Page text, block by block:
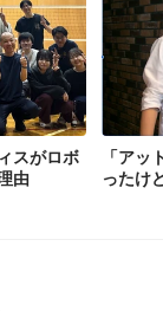
スがロボ
由
「ア
ったけ